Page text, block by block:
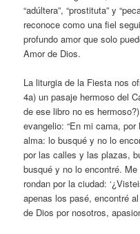
“adúltera”, “prostituta” y
reconoce como una fiel
profundo amor que solo
Amor de Dios.
La liturgia de la Fiesta nos
4a) un pasaje hermoso del
de ese libro no es
evangelio: “En mi cama,
alma: lo busqué y no lo
por las calles y las plazas,
busqué y no lo encontré.
rondan por la ciudad:
apenas los pasé, encontré
de Dios por nosotros,